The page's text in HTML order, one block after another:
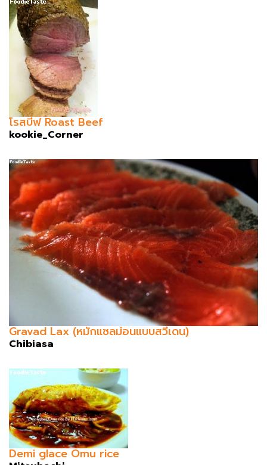
โรสบีฟ Roast Beef
kookie_Corner
Gravad Lax (หมักแซลม่อนแบบสวีเดน)
Chibiasa
Demi glace Omu rice